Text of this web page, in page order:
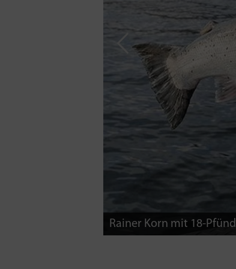
Rainer Korn mit 18-